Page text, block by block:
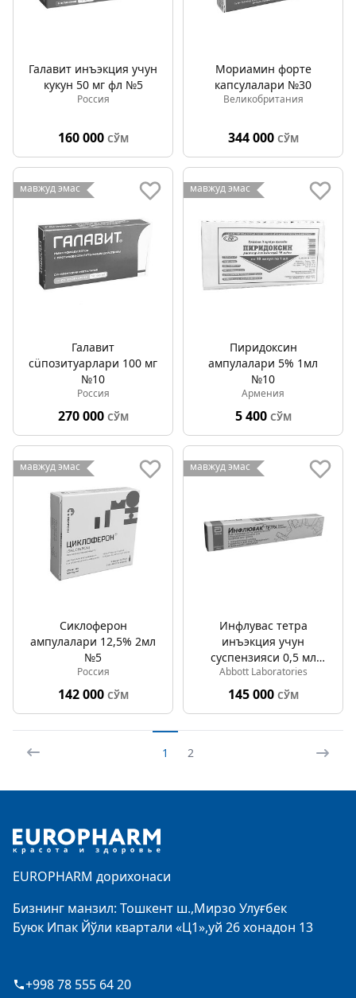
Галавит инъэкция учун
кукун 50 мг фл №5
Россия
160 000 СЎМ
Мориамин форте
капсулалари №30
Великобритания
344 000 СЎМ
мавжуд эмас
Галавит
сüпозитуарлари 100 мг
№10
Россия
270 000 СЎМ
мавжуд эмас
Пиридоксин
ампулалари 5% 1мл
№10
Армения
5 400 СЎМ
мавжуд эмас
Сиклоферон
ампулалари 12,5% 2мл
№5
Россия
142 000 СЎМ
мавжуд эмас
Инфлуваc тетра
инъэкция учун
суспензияси 0,5 мл
(шпритс)
Abbott Laboratories
145 000 СЎМ
1 2
EUROPHARM дорихонаси
Бизнинг манзил: Тошкент ш.,Мирзо Улуғбек
Буюк Ипак Йўли квартали «Ц1»,уй 26 хонадон 13
+998 78 555 64 20